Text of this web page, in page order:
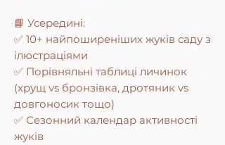
📘 Усередині:
✅ 10+ найпоширеніших жуків саду з
ілюстраціями
✅ Порівняльні таблиці личинок
(хрущ vs бронзівка, дротяник vs
довгоносик тощо)
✅ Сезонний календар активності
жуків